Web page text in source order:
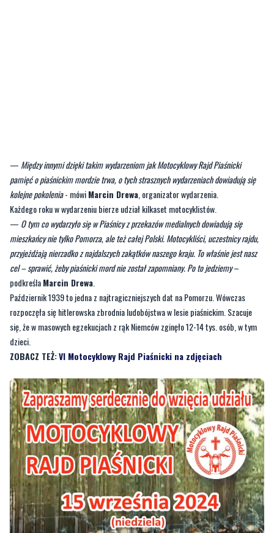
Każdego roku w wydarzeniu bierze udział kilkaset motocyklistów.
—O tym co wydarzyło się w Piaśnicy z przekazów medialnych dowiadują się
mieszkańcy nie tylko Pomorza, ale też całej Polski. Motocykliści, uczestnicy rajdu,
przyjeżdżają nierzadko z najdalszych zakątków naszego kraju. To właśnie jest nasz
cel – sprawić, żeby piaśnicki mord nie został zapomniany. Po to jedziemy–
podkreślaMarcin Drewa.
Październik 1939 to jedna z najtragiczniejszych dat na Pomorzu. Wówczas
rozpoczęła się hitlerowska zbrodnia ludobójstwa w lesie piaśnickim. Szacuje
się, że w masowych egzekucjach z rąk Niemców zginęło 12-14 tys. osób, w tym
dzieci.
ZOBACZ TEŻ:VI Motocyklowy Rajd Piaśnicki na zdjęciach